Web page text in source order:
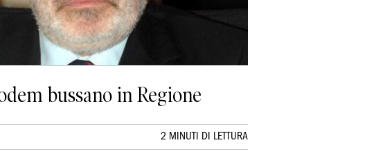
bussano in Regione
2 MINUTI DI LETTURA